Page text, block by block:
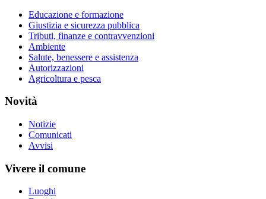
Educazione e formazione
Giustizia e sicurezza pubblica
Tributi, finanze e contravvenzioni
Ambiente
Salute, benessere e assistenza
Autorizzazioni
Agricoltura e pesca
Novità
Notizie
Comunicati
Avvisi
Vivere il comune
Luoghi